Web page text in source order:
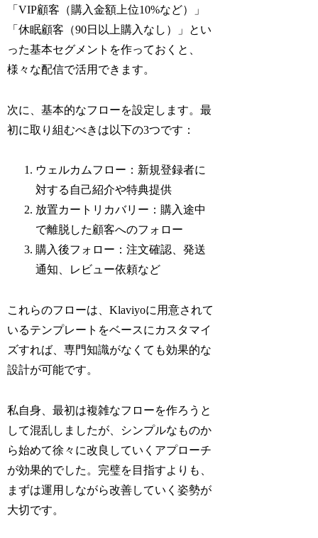
「VIP顧客（購入金額上位10%など）」
「休眠顧客（90日以上購入なし）」とい
った基本セグメントを作っておくと、
様々な配信で活用できます。
次に、基本的なフローを設定します。最
初に取り組むべきは以下の3つです：
ウェルカムフロー：新規登録者に
対する自己紹介や特典提供
放置カートリカバリー：購入途中
で離脱した顧客へのフォロー
購入後フォロー：注文確認、発送
通知、レビュー依頼など
これらのフローは、Klaviyoに用意されて
いるテンプレートをベースにカスタマイ
ズすれば、専門知識がなくても効果的な
設計が可能です。
私自身、最初は複雑なフローを作ろうと
して混乱しましたが、シンプルなものか
ら始めて徐々に改良していくアプローチ
が効果的でした。完璧を目指すよりも、
まずは運用しながら改善していく姿勢が
大切です。